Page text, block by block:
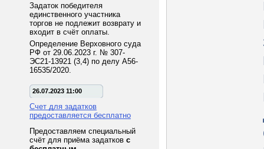
Задаток победителя
единственного участника
торгов не подлежит возврату и
входит в счёт оплаты.
Определение Верховного суда
РФ от 29.06.2023 г. № 307-
ЭС21-13921 (3,4) по делу А56-
16535/2020.
26.07.2023 11:00
Счет для задатков
предоставляется бесплатно
Предоставляем специальный
счёт для приёма задатков с